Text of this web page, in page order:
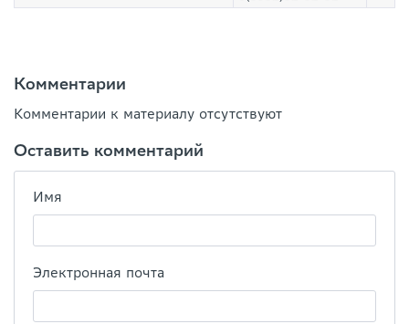
Комментарии
Комментарии к материалу отсутствуют
Оставить комментарий
Имя
Электронная почта